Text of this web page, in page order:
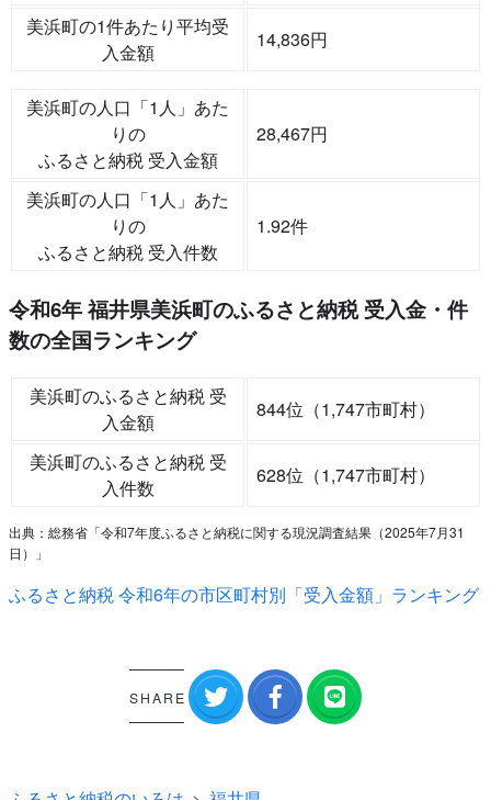
美浜町の1件あたり平均受
入金額
14,836円
美浜町の人口「1人」あた
りの
ふるさと納税 受入金額
28,467円
美浜町の人口「1人」あた
りの
ふるさと納税 受入件数
1.92件
令和6年 福井県美浜町のふるさと納税 受入金・件
数の全国ランキング
美浜町のふるさと納税 受
入金額
844位（1,747市町村）
美浜町のふるさと納税 受
入件数
628位（1,747市町村）
出典：総務省「令和7年度ふるさと納税に関する現況調査結果（2025年7月31
日）」
ふるさと納税 令和6年の市区町村別「受入金額」ランキング
SHARE